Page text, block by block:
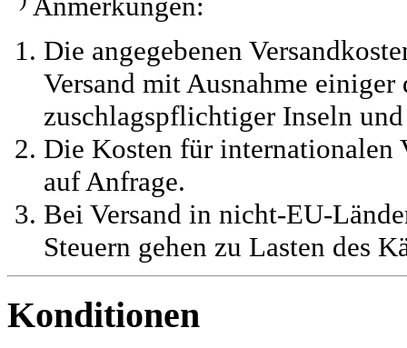
Die angegebenen
Versand mit Ausnahme
zuschlagspflichtiger Inseln
Die Kosten für
auf Anfrage.
Bei Versand in nicht-EU-
Steuern gehen zu Lasten des
Konditionen